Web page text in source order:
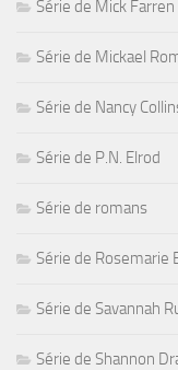
Série de Mick Farren
Série de Mickael
Série de Nancy
Série de P.N. Elrod
Série de romans
Série de Rosemarie
Série de Savannah
Série de Shannon